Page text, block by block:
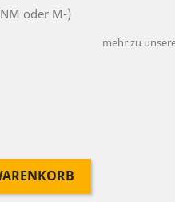
oder M-)
mehr zu